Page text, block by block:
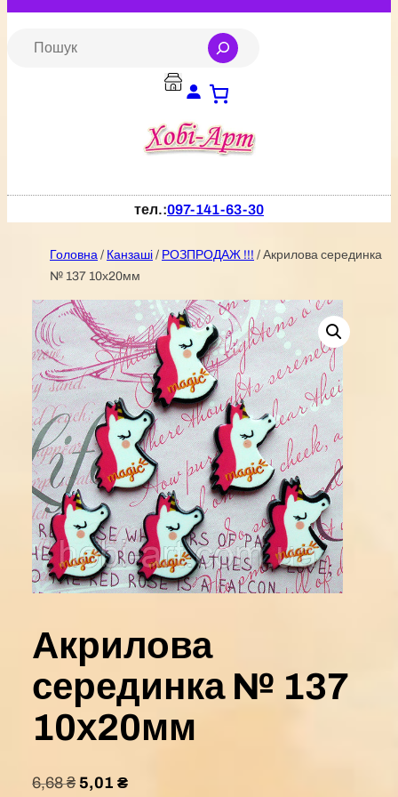
Перейти
тел.:097-141-63-30
Головна / Канзаші / РОЗПРОДАЖ !!! / Акрилова серединка
№ 137 10х20мм
Акрилова
серединка № 137
10х20мм
6,68₴ 5,01 ₴